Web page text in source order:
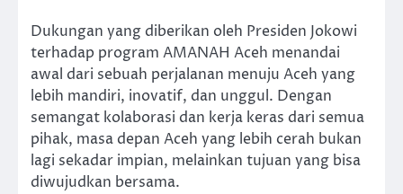
Dukungan yang diberikan oleh Presiden Jokowi
terhadap program AMANAH Aceh menandai
awal dari sebuah perjalanan menuju Aceh yang
lebih mandiri, inovatif, dan unggul. Dengan
semangat kolaborasi dan kerja keras dari semua
pihak, masa depan Aceh yang lebih cerah bukan
lagi sekadar impian, melainkan tujuan yang bisa
diwujudkan bersama.